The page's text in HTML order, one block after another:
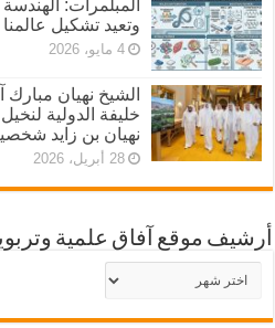
المبلمرات:
وتعيد تشكيل عالمنا
4 مايو، 2026
الشيخ نهيان مبارك
خليفة الدولية
نهيان بن زايد شخصية
28 أبريل، 2026
أرشيف موقع آفاق علمية
أرشيف
موقع
آفاق